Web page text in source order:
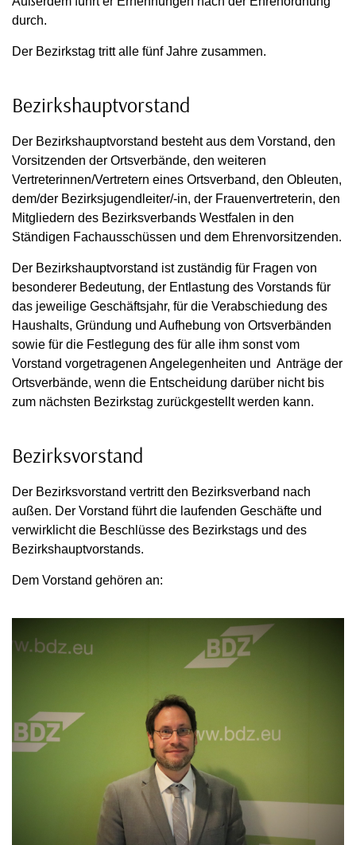
durch.
Der Bezirkstag tritt alle fünf Jahre zusammen.
Bezirkshauptvorstand
Der Bezirkshauptvorstand besteht aus dem Vorstand, den
Vorsitzenden der Ortsverbände, den weiteren
Vertreterinnen/Vertretern eines Ortsverband, den Obleuten,
dem/der Bezirksjugendleiter/-in, der Frauenvertreterin, den
Mitgliedern des Bezirksverbands Westfalen in den
Ständigen Fachausschüssen und dem Ehrenvorsitzenden.
Der Bezirkshauptvorstand ist zuständig für Fragen von
besonderer Bedeutung, der Entlastung des Vorstands für
das jeweilige Geschäftsjahr, für die Verabschiedung des
Haushalts, Gründung und Aufhebung von Ortsverbänden
sowie für die Festlegung des für alle ihm sonst vom
Vorstand vorgetragenen Angelegenheiten und Anträge der
Ortsverbände, wenn die Entscheidung darüber nicht bis
zum nächsten Bezirkstag zurückgestellt werden kann.
Bezirksvorstand
Der Bezirksvorstand vertritt den Bezirksverband nach
außen. Der Vorstand führt die laufenden Geschäfte und
verwirklicht die Beschlüsse des Bezirkstags und des
Bezirkshauptvorstands.
Dem Vorstand gehören an: